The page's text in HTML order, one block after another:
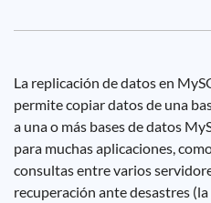
La replicación de datos en
permite copiar datos de una
a una o más bases de datos
para muchas aplicaciones,
consultas entre varios
recuperación ante desastres